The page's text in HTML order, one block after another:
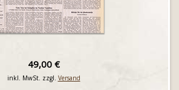
49,00 €
inkl. MwSt. zzgl. Versand